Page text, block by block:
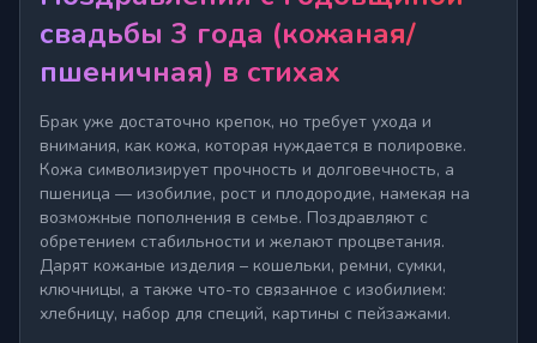
свадьбы 3 года (кожаная/
пшеничная) в стихах
Брак уже достаточно крепок, но требует ухода и
внимания, как кожа, которая нуждается в полировке.
Кожа символизирует прочность и долговечность, а
пшеница — изобилие, рост и плодородие, намекая на
возможные пополнения в семье. Поздравляют с
обретением стабильности и желают процветания.
Дарят кожаные изделия – кошельки, ремни, сумки,
ключницы, а также что-то связанное с изобилием:
хлебницу, набор для специй, картины с пейзажами.